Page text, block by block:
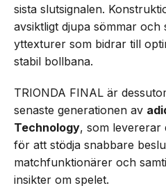
sista slutsignalen.
avsiktligt djupa sömmar och
yttexturer som bidrar till
stabil bollbana.
TRIONDA FINAL är
senaste generationen av
Technology, som levererar
för att stödja snabbare
matchfunktionärer och
insikter om spelet.